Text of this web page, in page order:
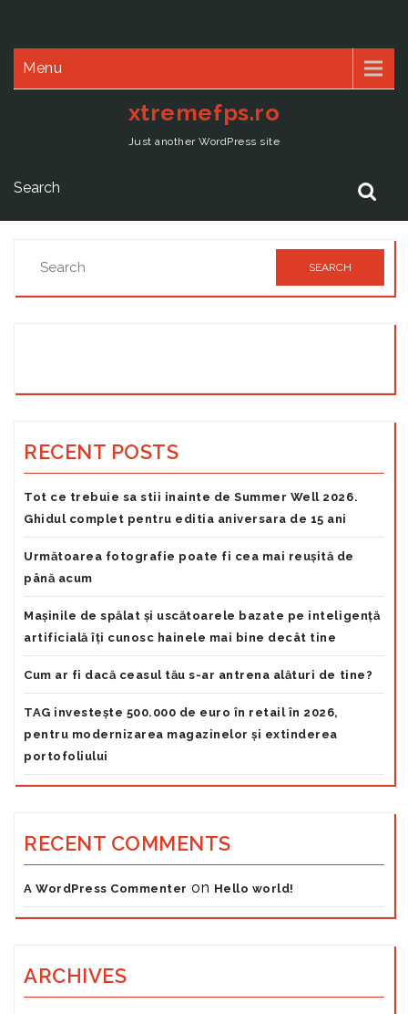
Menu
xtremefps.ro
Just another WordPress site
RECENT POSTS
Tot ce trebuie sa stii inainte de Summer Well 2026.
Ghidul complet pentru editia aniversara de 15 ani
Următoarea fotografie poate fi cea mai reușită de
până acum
Mașinile de spălat și uscătoarele bazate pe inteligență
artificială îți cunosc hainele mai bine decât tine
Cum ar fi dacă ceasul tău s-ar antrena alături de tine?
TAG investește 500.000 de euro în retail în 2026,
pentru modernizarea magazinelor și extinderea
portofoliului
RECENT COMMENTS
A WordPress Commenter on Hello world!
ARCHIVES